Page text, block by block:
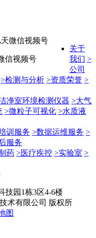
信视频号
关于
我们 >
公司
>检测与分析 >资质荣誉 >
净室环境检测仪器 >大气
>微粒子可视化 >水质液
训服务 >数据运维服务 >
服务
药 >医疗疾控 >实验室 >
技园1栋3区4-6楼
术有限公司 版权所
图